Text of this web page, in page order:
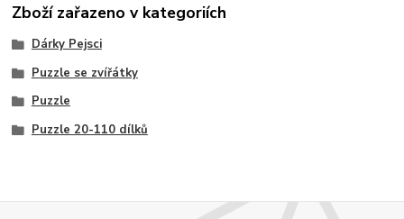
Zboží zařazeno v kategoriích
Dárky Pejsci
Puzzle se zvířátky
Puzzle
Puzzle 20-110 dílků